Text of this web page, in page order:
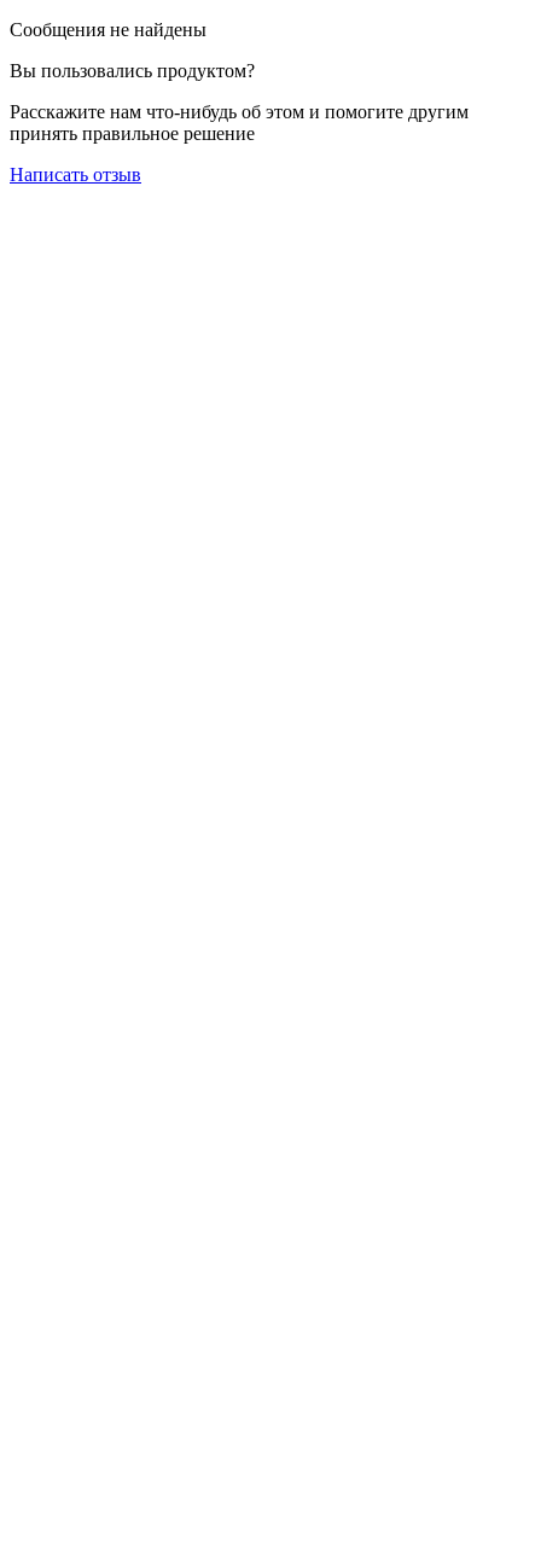
Сообщения не найдены
Вы пользовались продуктом?
Расскажите нам что-нибудь об этом и помогите другим
принять правильное решение
Написать отзыв